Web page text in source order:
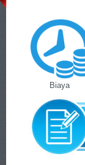
Biaya